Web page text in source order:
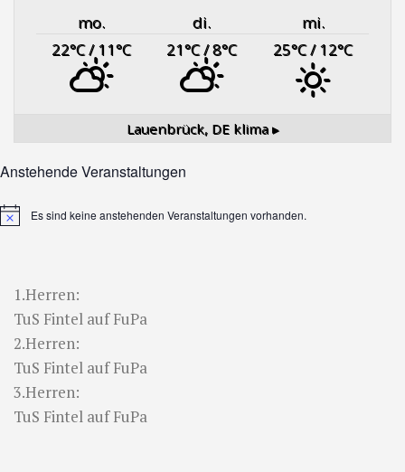
mo. di.
mi.
22°C/ 11°C 21°C/ 8°C 25°C/ 12°C
Lauenbrück, DEklima ▸
Anstehende Veranstaltungen
HinweisEs sind keine anstehenden Veranstaltungen vorhanden.
1.Herren:
TuS Fintel auf FuPa
2.Herren:
TuS Fintel auf FuPa
3.Herren:
TuS Fintel auf FuPa